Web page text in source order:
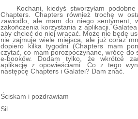
Kochani, kiedyś stworzyłam
Chapters. Chapters również trochę w
zawiodło, ale mam do niego sentyment,
zakończenia korzystania z aplikacji.
aby chcieć do niej wracać. Może nie będę
nie zajmuje wiele miejsca, ale już coraz
dopiero kilka tygodni (Chapters mam
czytać, co mam porozpoczynane, wrócę do
e-booków. Dodam tylko, że wkrótce
aplikację z opowieściami. Co z tego
następcę Chapters i Galatei? Dam znać.
Ściskam i pozdrawiam
Sil